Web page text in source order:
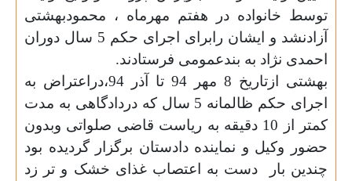
توسط خانواده در هفتم مهرماه ، محمودبهشتی
آزادنشد و ايشان رابرای اجرای حکم 5 سال دوران
احمدی نژاد به بندعمومی فرستادند.
بهشتی ازتاریخ 8 مهر 94 تا آذر 94،دراعتراض به
اجرای حکم ظالمانه 5 سال که دردادگاهی به مدت
کمتر از 10 دقیقه به ریاست قاضی صلواتی وبدون
حضور وکیل و نماینده دادستان برگزار گردیده بود
چندين بار
دست به اعتصاب غذای خشک و تر زد